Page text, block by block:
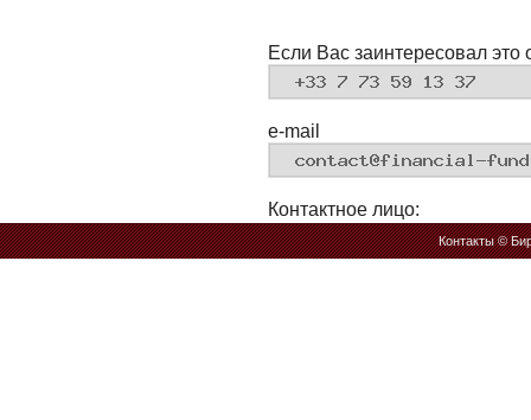
Если Вас заинтересовал это
e-mail
Контактное лицо:
Контакты©